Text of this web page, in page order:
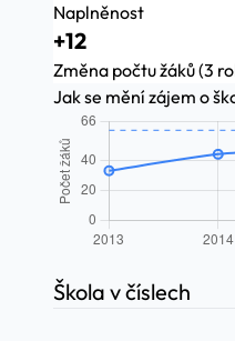
Naplněnost
+12
Změna počtu žáků (3
Jak se mění zájem o
Škola v číslech